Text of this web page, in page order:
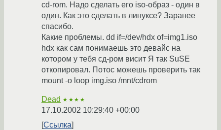
cd-rom. Надо сделать его iso-образ - один в
один. Как это сделать в линуксе? Заранее
спасибо.
Какие проблемы. dd if=/dev/hdx of=img1.iso
hdx как сам понимаешь это девайс на
котором у тебя сд-ром висит Я так SuSE
откопировал. Потос можешь проверить так
mount -o loop img.iso /mnt/cdrom
Dead ★★★★
17.10.2002 10:29:40 +00:00
Ссылка